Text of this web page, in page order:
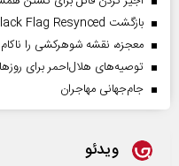
بازگشت Black Flag Resynced خبری جذاب برای دوستداران بازی
معجزه، نقشه شوهرکشی را
توصیه‌های هلال‌احمر برای
جام‌جهانی مهاجران
ویدئو